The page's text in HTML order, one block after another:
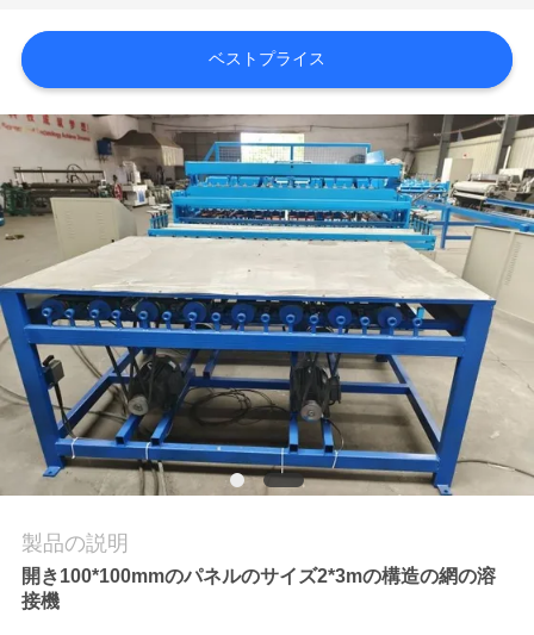
旅
行
品
質
管
理
私
達
連
絡
ベストプライス
製品の説明
開き100*100mmのパネルのサイズ2*3mの構造の網の溶
接機